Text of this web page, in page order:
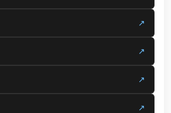
↗
↗
↗
↗